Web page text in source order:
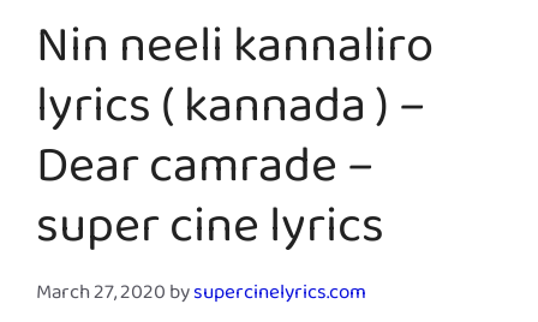
Nin neeli kannaliro
lyrics ( kannada ) –
Dear camrade –
super cine lyrics
March 27, 2020bysupercinelyrics.com